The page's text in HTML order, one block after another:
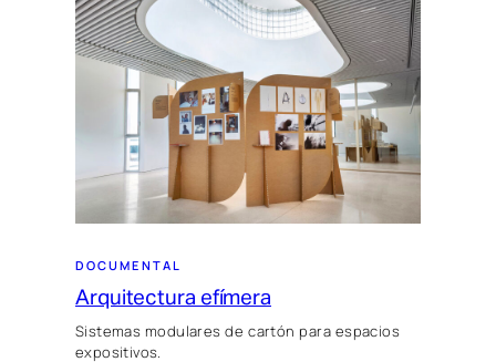
DOCUMENTAL
Arquitectura efímera
Sistemas modulares de cartón para espacios
expositivos.